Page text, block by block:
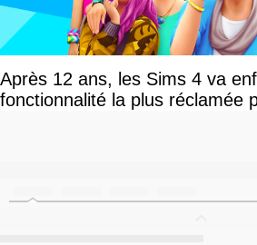
Après 12 ans, les Sims 4 va
fonctionnalité la plus réclamée